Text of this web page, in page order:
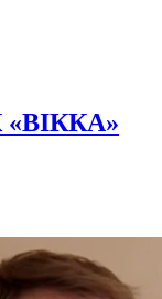
«ВІККА»